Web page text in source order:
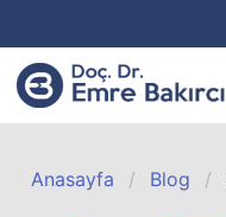
Anasayfa Blog